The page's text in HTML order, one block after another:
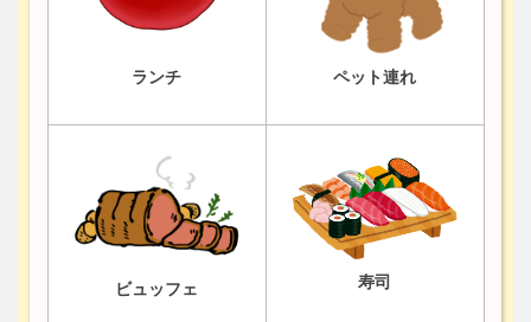
ランチ ペット連れ
ビュッフェ 寿司